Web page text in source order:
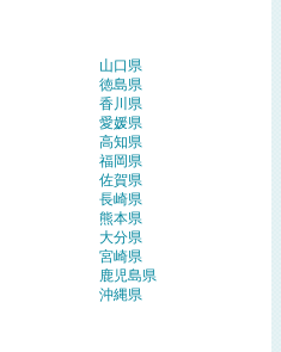
山口県
徳島県
香川県
愛媛県
高知県
福岡県
佐賀県
長崎県
熊本県
大分県
宮崎県
鹿児島県
沖縄県